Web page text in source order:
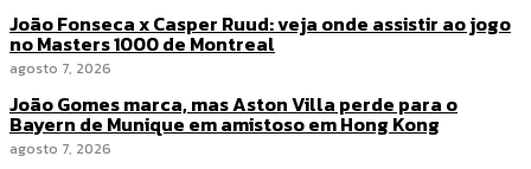
João Fonseca x Casper Ruud: veja onde assistir ao jogo
no Masters 1000 de Montreal
agosto 7, 2026
João Gomes marca, mas Aston Villa perde para o
Bayern de Munique em amistoso em Hong Kong
agosto 7, 2026